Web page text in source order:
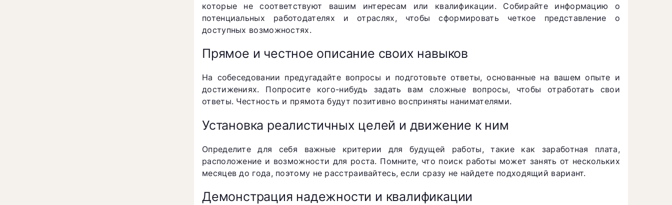
которые не соответствуют вашим интересам или квалификации. Собирайте информацию о
потенциальных работодателях и отраслях, чтобы сформировать четкое представление о
доступных возможностях.
Прямое и честное описание своих навыков
На собеседовании предугадайте вопросы и подготовьте ответы, основанные на вашем опыте и
достижениях. Попросите кого-нибудь задать вам сложные вопросы, чтобы отработать свои
ответы. Честность и прямота будут позитивно восприняты нанимателями.
Установка реалистичных целей и движение к ним
Определите для себя важные критерии для будущей работы, такие как заработная плата,
расположение и возможности для роста. Помните, что поиск работы может занять от нескольких
месяцев до года, поэтому не расстраивайтесь, если сразу не найдете подходящий вариант.
Демонстрация надежности и квалификации